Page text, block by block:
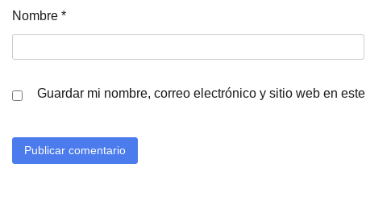
Nombre *
Guardar mi nombre, correo electrónico y sitio web en